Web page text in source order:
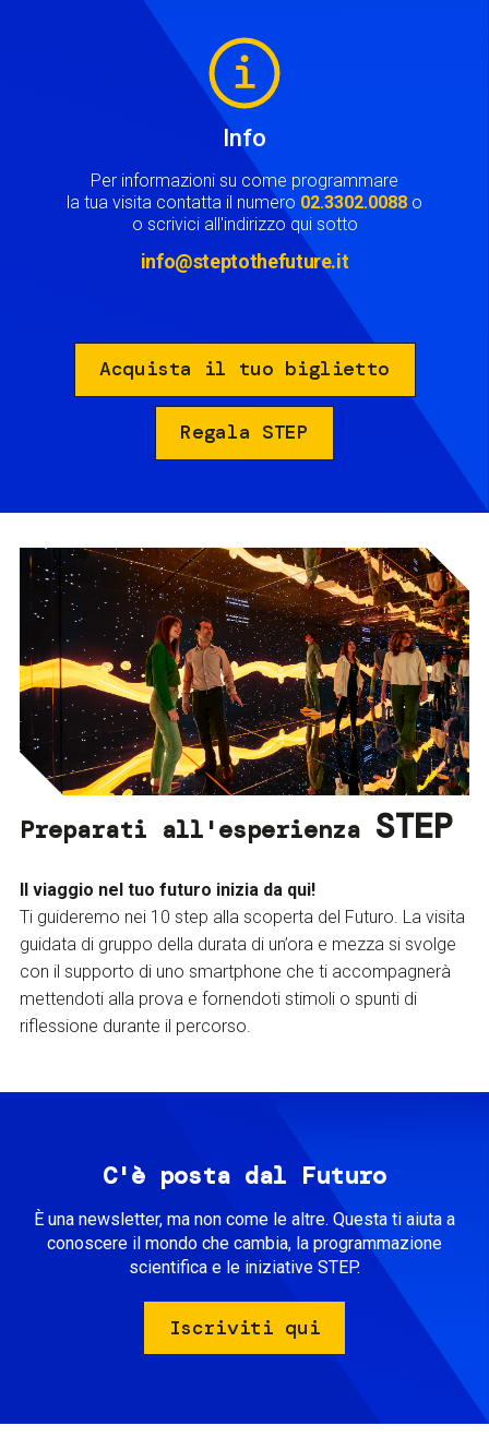
Info
Per informazioni su come programmare
la tua visita contatta il numero 02.3302.0088 o
o scrivici all'indirizzo qui sotto
info@steptothefuture.it
Acquista il tuo biglietto
Regala STEP
Preparati all'esperienza STEP
Il viaggio nel tuo futuro inizia da qui!
Ti guideremo nei 10 step alla scoperta del Futuro. La visita
guidata di gruppo della durata di un’ora e mezza si svolge
con il supporto di uno smartphone che ti accompagnerà
mettendoti alla prova e fornendoti stimoli o spunti di
riflessione durante il percorso.
C'è posta dal Futuro
È una newsletter, ma non come le altre. Questa ti aiuta a
conoscere il mondo che cambia, la programmazione
scientifica e le iniziative STEP.
Iscriviti qui